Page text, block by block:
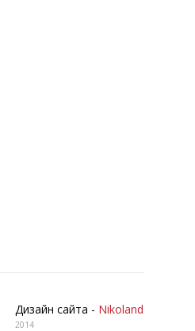
Дизайн сайта - Nikoland
2014